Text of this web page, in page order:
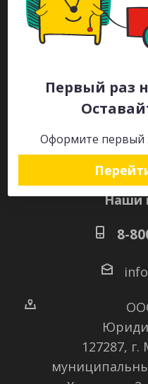
Первый раз
Оформите первый
Будьте
Наши
8-
127287, г.